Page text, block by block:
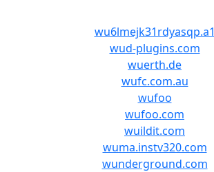
wu6lmejk31rdyasqp.a1
wud-plugins.com
wuerth.de
wufc.com.au
wufoo
wufoo.com
wuildit.com
wuma.instv320.com
wunderground.com